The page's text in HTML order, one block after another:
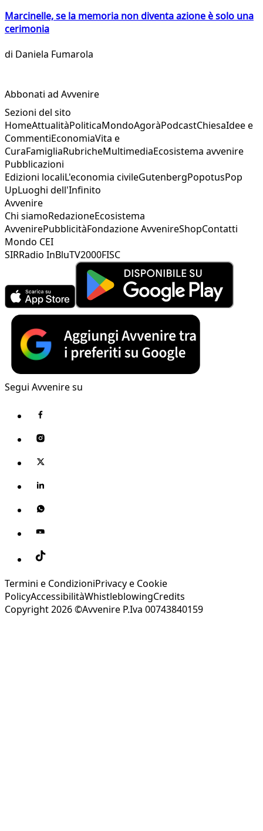
Marcinelle, se la memoria non diventa azione è solo una
cerimonia
di Daniela Fumarola
Abbonati ad Avvenire
Sezioni del sito
HomeAttualitàPoliticaMondoAgoràPodcastChiesaIdee e
CommentiEconomiaVita e
CuraFamigliaRubricheMultimediaEcosistema avvenire
Pubblicazioni
Edizioni localiL'economia civileGutenbergPopotusPop
UpLuoghi dell'Infinito
Avvenire
Chi siamoRedazioneEcosistema
AvvenirePubblicitàFondazione AvvenireShopContatti
Mondo CEI
SIRRadio InBluTV2000FISC
Segui Avvenire su
Termini e CondizioniPrivacy e Cookie
PolicyAccessibilitàWhistleblowingCredits
Copyright 2026 ©Avvenire P.Iva 00743840159